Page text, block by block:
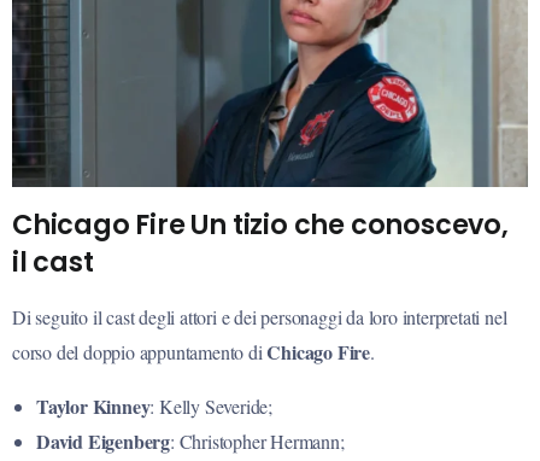
Chicago Fire Un tizio che conoscevo,
il cast
Di seguito il cast degli attori e dei personaggi da loro interpretati nel
corso del doppio appuntamento diChicago Fire.
Taylor Kinney: Kelly Severide;
David Eigenberg: Christopher Hermann;